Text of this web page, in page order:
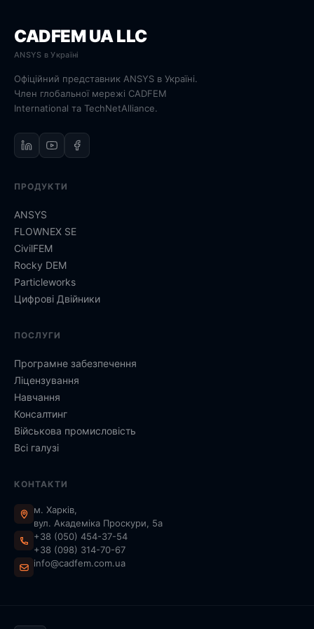
CADFEM UA LLC
ANSYS в Україні
Офіційний представник ANSYS в Україні.
Член глобальної мережі CADFEM
International та TechNetAlliance.
ПРОДУКТИ
ANSYS
FLOWNEX SE
CivilFEM
Rocky DEM
Particleworks
Цифрові Двійники
ПОСЛУГИ
Програмне забезпечення
Ліцензування
Навчання
Консалтинг
Військова промисловість
Всі галузі
КОНТАКТИ
м. Харків,
вул. Академіка Проскури, 5а
+38 (050) 454-37-54
+38 (098) 314-70-67
info@cadfem.com.ua